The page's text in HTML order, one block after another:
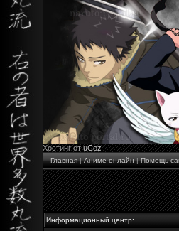
Хостинг отuCoz
Главная|Аниме онлайн|Помощь
Информационный центр: